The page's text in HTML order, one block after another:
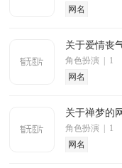
网名
关于爱情丧
角色扮演 | 1
网名
关于禅梦的
角色扮演 | 1
网名